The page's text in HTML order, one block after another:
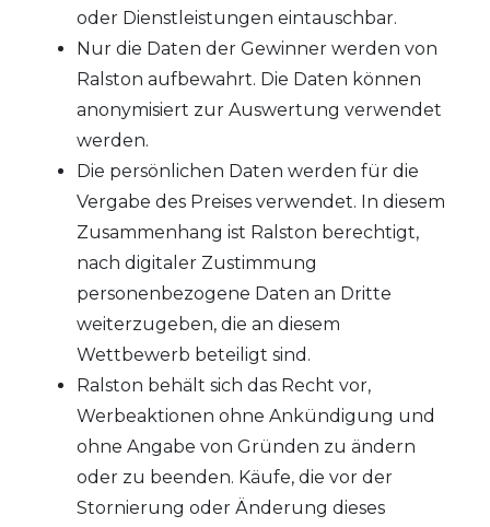
oder Dienstleistungen eintauschbar.
Nur die Daten der Gewinner werden von
Ralston aufbewahrt. Die Daten können
anonymisiert zur Auswertung verwendet
werden.
Die persönlichen Daten werden für die
Vergabe des Preises verwendet. In diesem
Zusammenhang ist Ralston berechtigt,
nach digitaler Zustimmung
personenbezogene Daten an Dritte
weiterzugeben, die an diesem
Wettbewerb beteiligt sind.
Ralston behält sich das Recht vor,
Werbeaktionen ohne Ankündigung und
ohne Angabe von Gründen zu ändern
oder zu beenden. Käufe, die vor der
Stornierung oder Änderung dieses